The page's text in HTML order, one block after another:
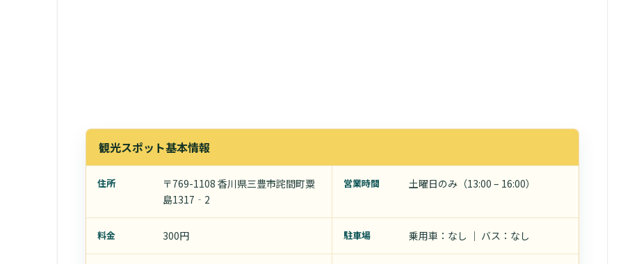
観光スポット基本情報
住所
〒769-1108 香川県三豊市詫間町粟
島1317‐2
営業時間 土曜日のみ（13:00 – 16:00）
料金 300円 駐車場 乗用車：なし ｜ バス：なし